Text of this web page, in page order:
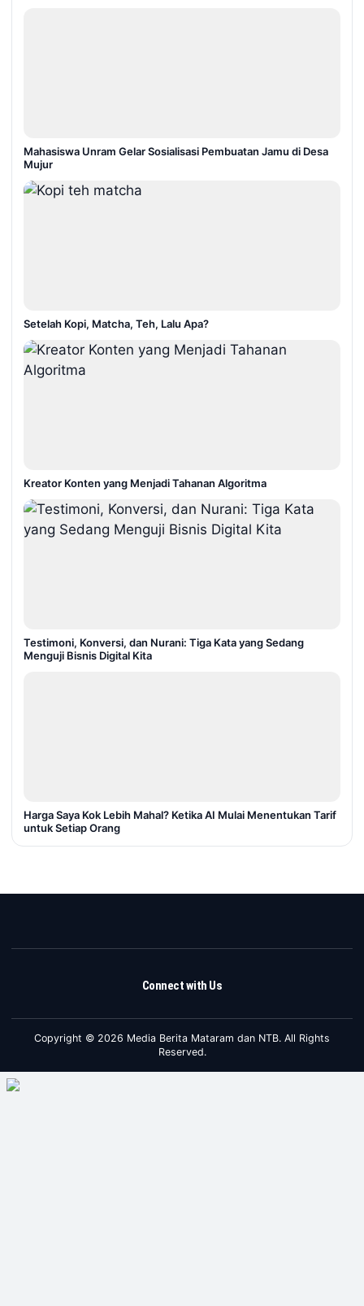
Mahasiswa Unram Gelar Sosialisasi Pembuatan Jamu di Desa
Mujur
Setelah Kopi, Matcha, Teh, Lalu Apa?
Kreator Konten yang Menjadi Tahanan Algoritma
Testimoni, Konversi, dan Nurani: Tiga Kata yang Sedang
Menguji Bisnis Digital Kita
Harga Saya Kok Lebih Mahal? Ketika AI Mulai Menentukan Tarif
untuk Setiap Orang
Connect with Us
Copyright © 2026 Media Berita Mataram dan NTB. All Rights
Reserved.